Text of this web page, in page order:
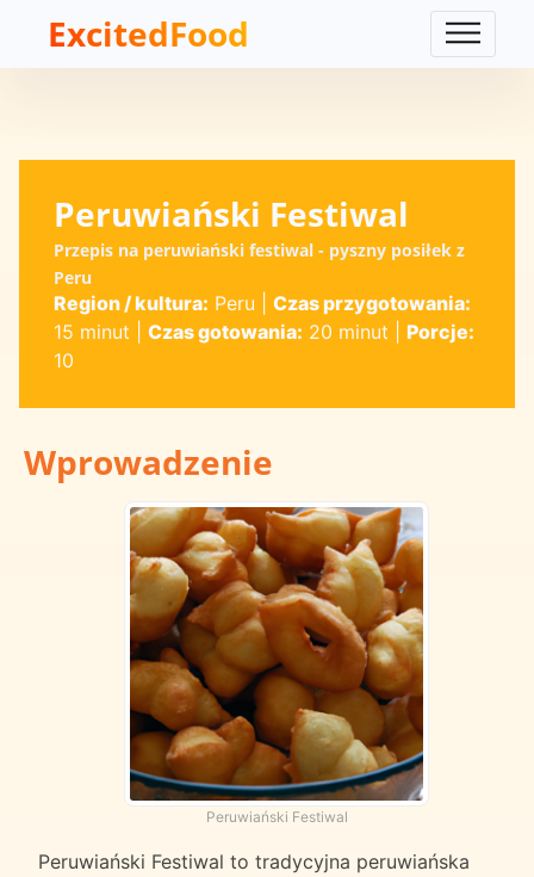
ExcitedFood
Peruwiański Festiwal
Przepis na peruwiański festiwal - pyszny posiłek z
Peru
Region / kultura: Peru
Czas przygotowania:
15 minut
Czas gotowania: 20 minut
Porcje:
10
Wprowadzenie
Peruwiański Festiwal
Peruwiański Festiwal to tradycyjna peruwiańska